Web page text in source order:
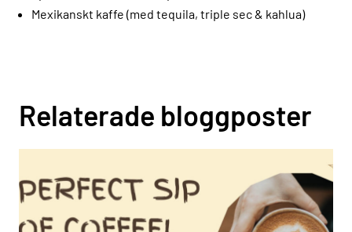
Mexikanskt kaffe (med tequila, triple sec & kahlua)
Relaterade bloggposter